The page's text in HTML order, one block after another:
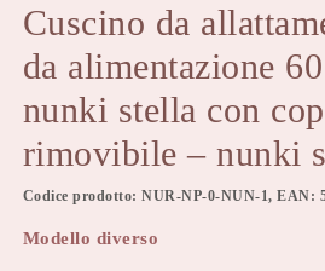
Cuscino da
da alimentazione
nunki stella con
rimovibile – nunki
Codice prodotto: NUR-NP-0-NUN-1, EAN:
Modello diverso